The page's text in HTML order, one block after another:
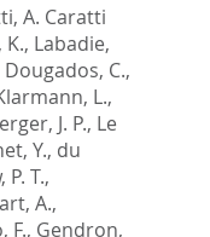
A. Caratti
, Labadie,
Dougados, C.,
L.,
J. P., Le
Y., du
P. T.,
A.,
F., Gendron,